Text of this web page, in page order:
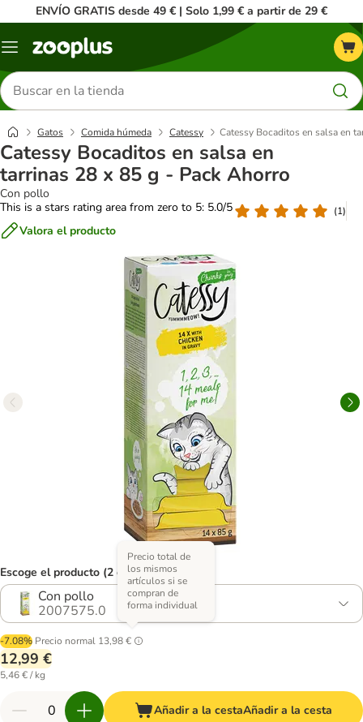
ENVÍO GRATIS desde 49 € | Solo 1,99 € a partir de 29 €
Menú
Buscar
productos
Gatos Comida húmeda Catessy Catessy Bocaditos en salsa en
Catessy Bocaditos en salsa en
tarrinas 28 x 85 g - Pack Ahorro
Con pollo
This is a stars rating area from zero to 5: 5.0/5
(1)
Valora el producto
Escoge el producto (2 opciones)
Con pollo
2007575.0
-7.08% Precio normal 13,98 €
Precio total de
los mismos
artículos si se
compran de
forma individual
12,99 €
5,46 € / kg
Añadir a la cestaAñadir a la cesta